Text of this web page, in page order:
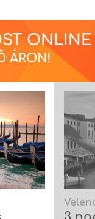
ONLINE
ÁRON!